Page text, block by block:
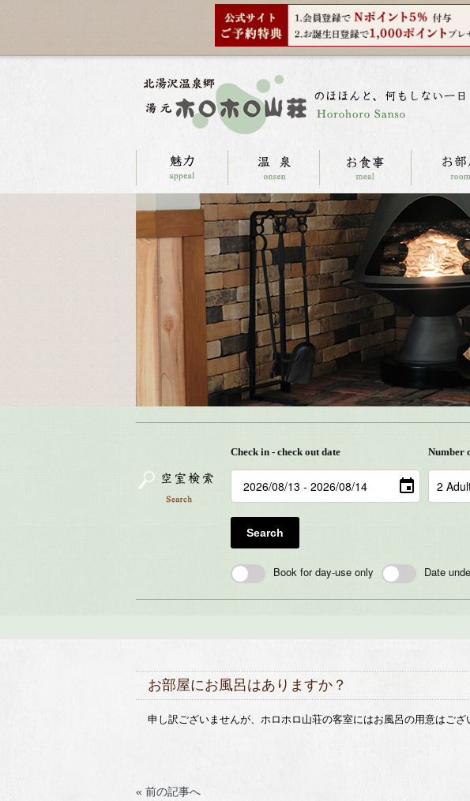
Check in - check out date Number
Search
Book for day-use only Date
お部屋にお風呂はありますか？
申し訳ございませんが、ホロホロ山荘の客室にはお風呂の用意はござ
« 前の記事へ